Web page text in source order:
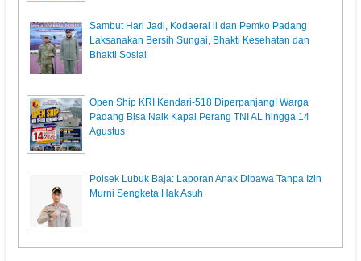
Sambut Hari Jadi, Kodaeral ll dan Pemko Padang
Laksanakan Bersih Sungai, Bhakti Kesehatan dan
Bhakti Sosial
Open Ship KRI Kendari-518 Diperpanjang! Warga
Padang Bisa Naik Kapal Perang TNI AL hingga 14
Agustus
Polsek Lubuk Baja: Laporan Anak Dibawa Tanpa Izin
Murni Sengketa Hak Asuh